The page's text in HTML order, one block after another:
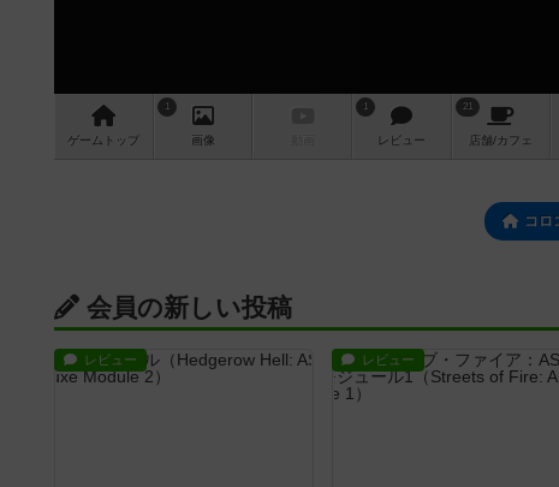
ゲーム トップ
1
画像
1
レビュー
21
店舗/カフェ
コロ
会員の新しい投稿
レビュー レビュー